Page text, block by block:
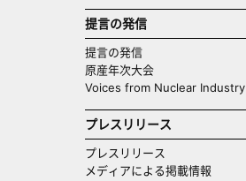
提言の発信
提言の発信
原産年次大会
Voices from Nuclear Industry
プレスリリース
プレスリリース
メディアによる掲載情報